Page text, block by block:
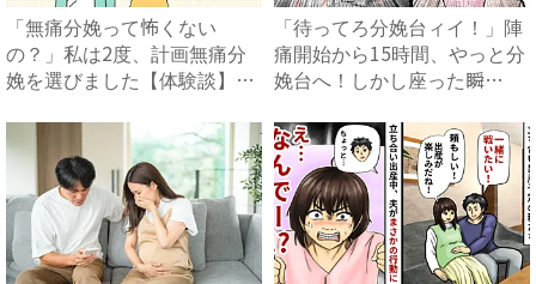
「無痛分娩って怖くない
の？」私は2度、計画無痛分
娩を選びました【体験談】｜
「待ってろ分娩台ィイ！」陣
痛開始から15時間、やっと分
娩台へ！しかし座った瞬